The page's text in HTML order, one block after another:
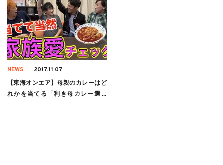
NEWS 2017.11.07
【東海オンエア】母親のカレーはど
れかを当てる「利き母カレー選手